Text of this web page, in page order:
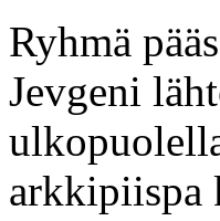
Ryhmä
Jevgeni
arkkipiispa